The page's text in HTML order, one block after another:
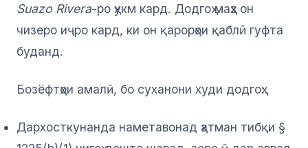
Suazo Rivera-ро ҳукм кард. Додгоҳ маҳз он
чизеро иҷро кард, ки он қарорҳои қаблӣ гуфта
буданд.
Бозёфтҳои амалӣ, бо суханони худи додгоҳ:
Дархосткунанда наметавонад ҳатман тибқи §